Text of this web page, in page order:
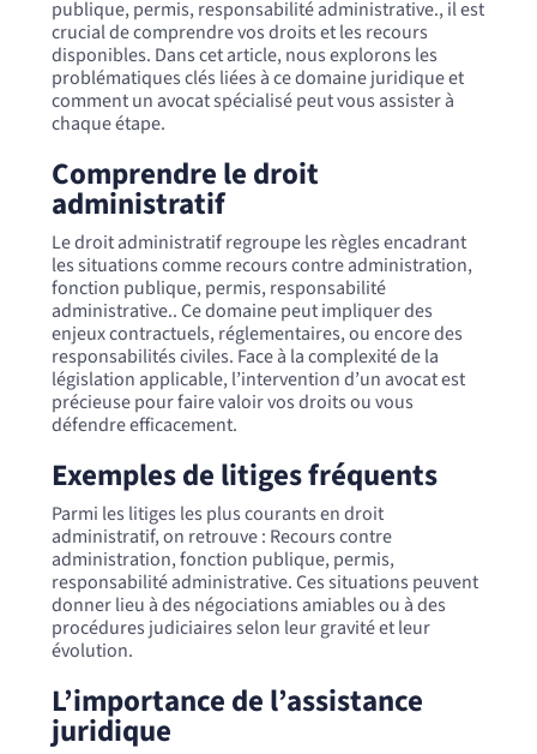
publique, permis, responsabilité administrative., il est
crucial de comprendre vos droits et les recours
disponibles. Dans cet article, nous explorons les
problématiques clés liées à ce domaine juridique et
comment un avocat spécialisé peut vous assister à
chaque étape.
Comprendre le droit
administratif
Le droit administratif regroupe les règles encadrant
les situations comme recours contre administration,
fonction publique, permis, responsabilité
administrative.. Ce domaine peut impliquer des
enjeux contractuels, réglementaires, ou encore des
responsabilités civiles. Face à la complexité de la
législation applicable, l’intervention d’un avocat est
précieuse pour faire valoir vos droits ou vous
défendre efficacement.
Exemples de litiges fréquents
Parmi les litiges les plus courants en droit
administratif, on retrouve : Recours contre
administration, fonction publique, permis,
responsabilité administrative. Ces situations peuvent
donner lieu à des négociations amiables ou à des
procédures judiciaires selon leur gravité et leur
évolution.
L’importance de l’assistance
juridique